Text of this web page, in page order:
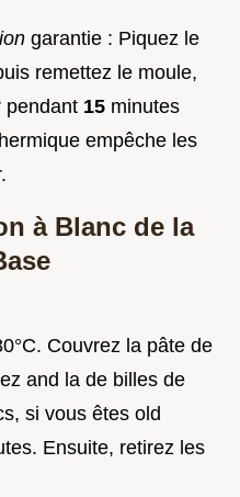
garantie : Piquez le
remettez le moule,
pendant 15 minutes
empêche les
à Blanc de la
Couvrez la pâte de
and la de billes de
si vous êtes old
Ensuite, retirez les